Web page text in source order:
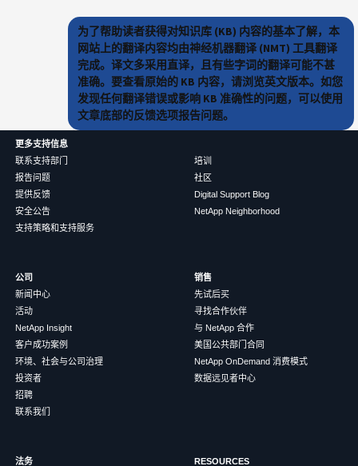
为了帮助读者获得对知识库 (KB) 内容的基本了解，本
网站上的翻译内容均由神经机器翻译 (NMT) 工具翻译
完成。译文多采用直译，且有些字词的翻译可能不甚
准确。要查看原始的 KB 内容，请浏览英文版本。如您
发现任何翻译错误或影响 KB 准确性的问题，可以使用
文章底部的反馈选项报告问题。
更多支持信息
联系支持部门
报告问题
提供反馈
安全公告
支持策略和支持服务
培训
社区
Digital Support Blog
NetApp Neighborhood
公司
新闻中心
活动
NetApp Insight
客户成功案例
环境、社会与公司治理
投资者
招聘
联系我们
销售
先试后买
寻找合作伙伴
与 NetApp 合作
美国公共部门合同
NetApp OnDemand 消费模式
数据远见者中心
法务 RESOURCES